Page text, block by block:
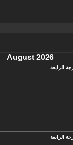
August 2026
الرابعة
الرابعة